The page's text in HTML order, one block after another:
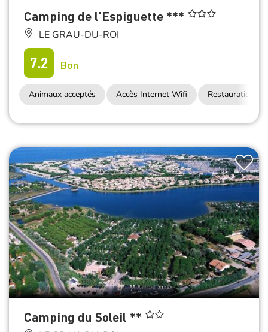
Camping de l'Espiguette ***
LE GRAU-DU-ROI
7.2 Bon
Animaux acceptés Accès Internet Wifi Restauration
Camping du Soleil **